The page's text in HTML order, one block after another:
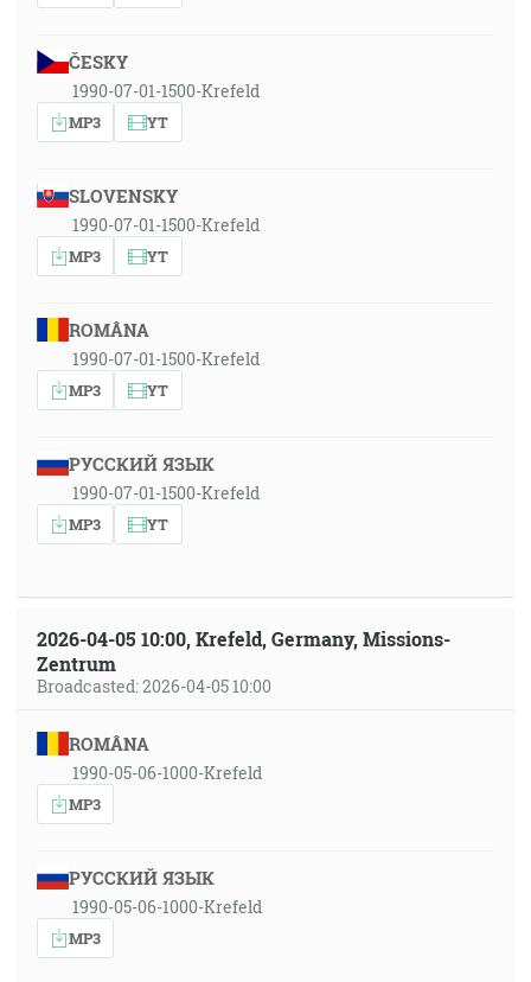
ČESKY
1990-07-01-1500-Krefeld
MP3 YT
SLOVENSKY
1990-07-01-1500-Krefeld
MP3 YT
ROMÂNA
1990-07-01-1500-Krefeld
MP3 YT
РУССКИЙ ЯЗЫК
1990-07-01-1500-Krefeld
MP3 YT
2026-04-05 10:00, Krefeld, Germany, Missions-
Zentrum
Broadcasted: 2026-04-05 10:00
ROMÂNA
1990-05-06-1000-Krefeld
MP3
РУССКИЙ ЯЗЫК
1990-05-06-1000-Krefeld
MP3